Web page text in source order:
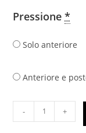
Pressione*
Solo anteriore
Anteriore e
- +